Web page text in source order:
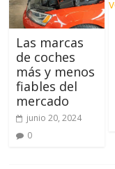
Las marcas
de coches
más y menos
fiables del
mercado
junio 20, 2024
0